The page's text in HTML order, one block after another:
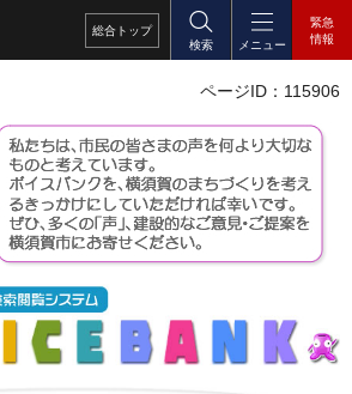
総合 トップ
検索
メニュー
緊急
情報
ページID：115906